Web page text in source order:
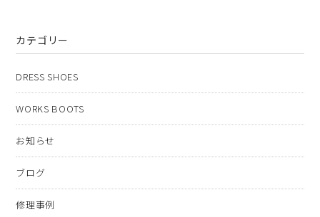
カテゴリー
DRESS SHOES
WORKS BOOTS
お知らせ
ブログ
修理事例